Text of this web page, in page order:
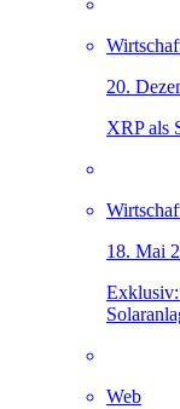
20.
XRP als
18. Mai
Web